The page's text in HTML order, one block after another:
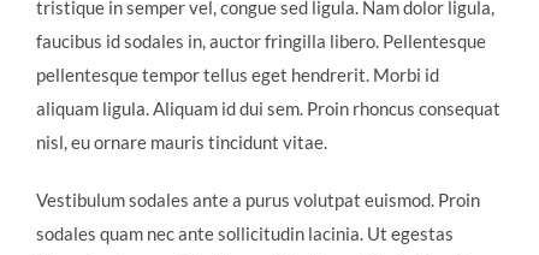
tristique in semper vel, congue sed ligula. Nam dolor ligula,
faucibus id sodales in, auctor fringilla libero. Pellentesque
pellentesque tempor tellus eget hendrerit. Morbi id
aliquam ligula. Aliquam id dui sem. Proin rhoncus consequat
nisl, eu ornare mauris tincidunt vitae.
Vestibulum sodales ante a purus volutpat euismod. Proin
sodales quam nec ante sollicitudin lacinia. Ut egestas